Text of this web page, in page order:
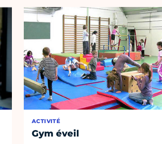
ACTIVITÉ
Gym éveil